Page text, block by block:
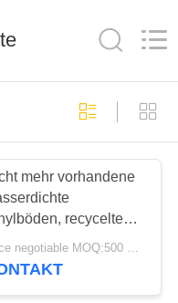
mehr vorhandene
recycelte
Price negotiable MOQ:500 Quadratmeter